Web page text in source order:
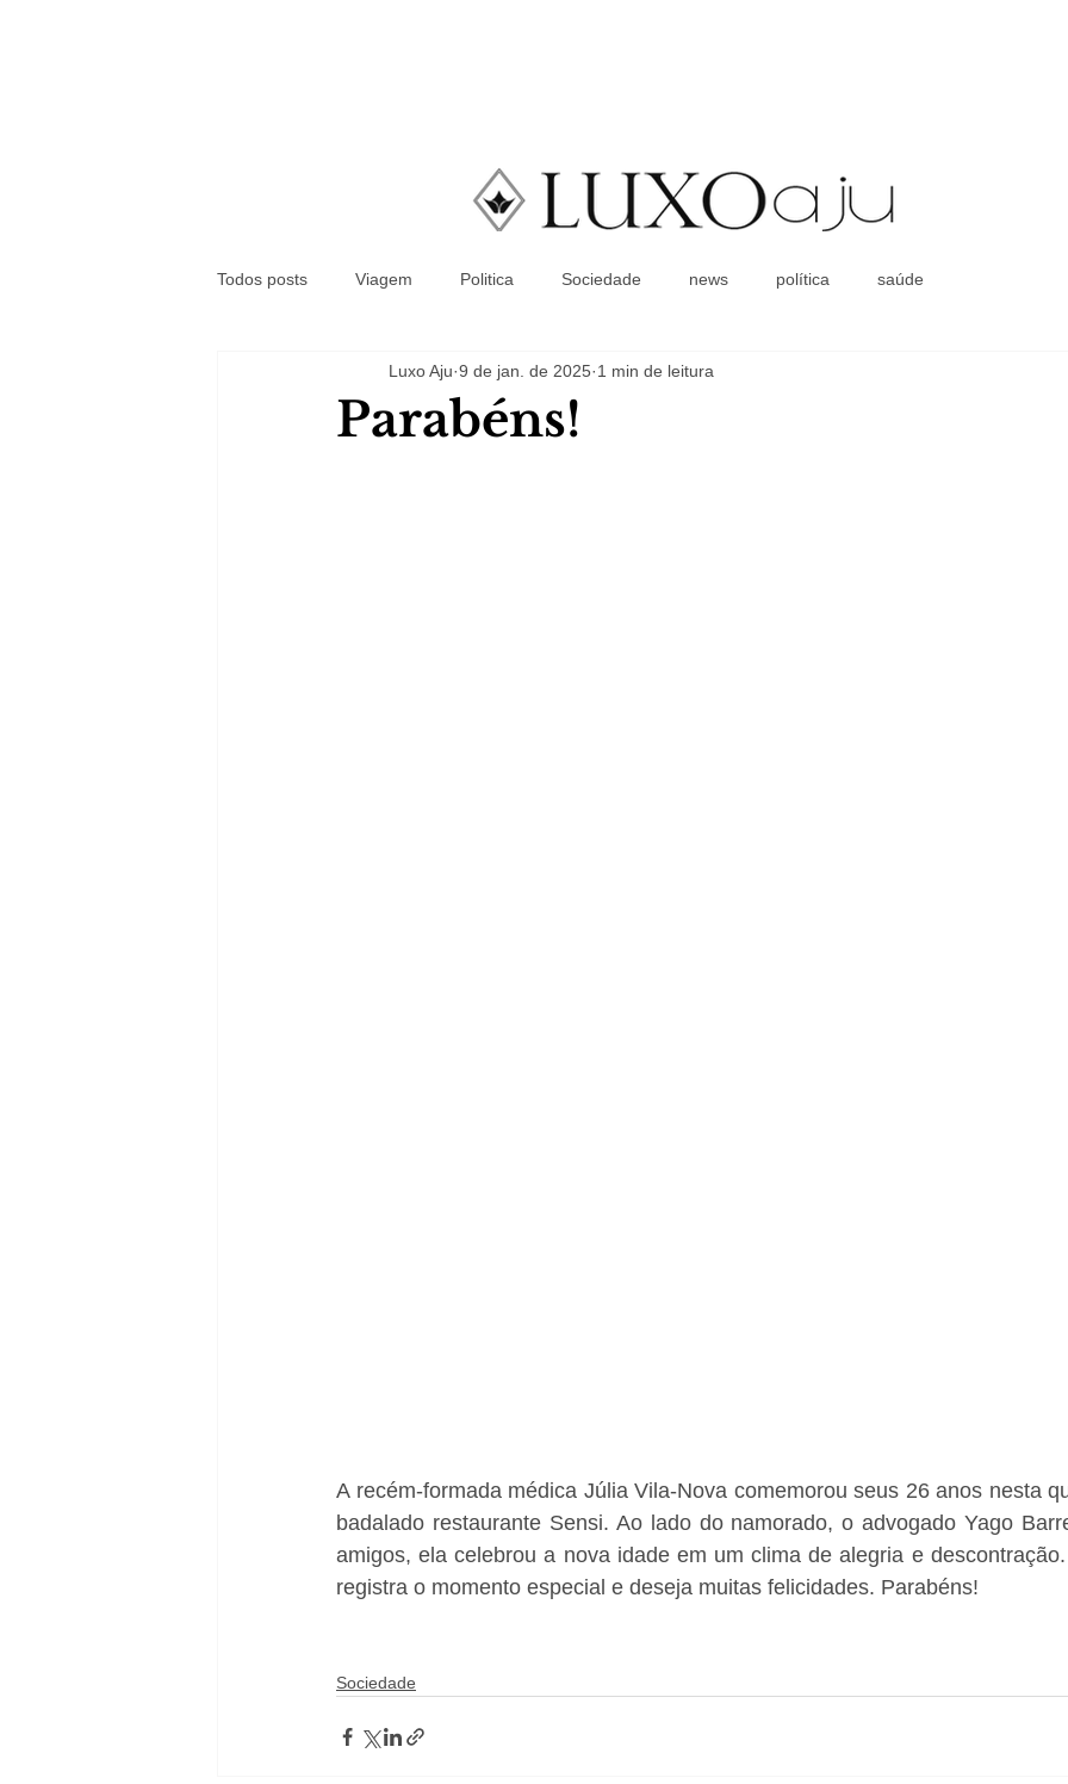
Coluna Social
Todos posts Viagem Politica Sociedade news política saúde
Parabéns!
Luxo Aju 9 de jan. de 2025 1 min de leitura
A recém-formada médica Júlia Vila-Nova comemorou seus 26 anos nesta
badalado restaurante Sensi. Ao lado do namorado, o advogado Yago
amigos, ela celebrou a nova idade em um clima de alegria e
registra o momento especial e deseja muitas felicidades. Parabéns!
Sociedade